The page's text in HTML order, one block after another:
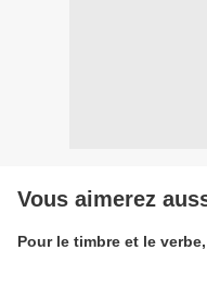
Vous aimerez
Pour le timbre et le